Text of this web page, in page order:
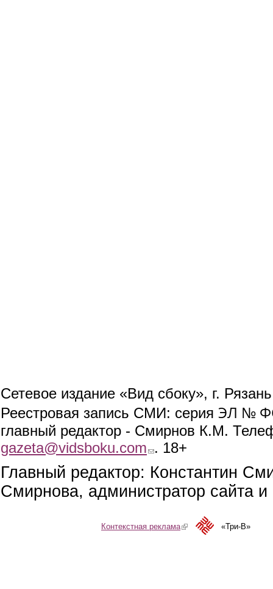
Сетевое издание «Вид сбоку», г.
Реестровая запись СМИ: серия ЭЛ №
главный редактор - Смирнов К.М.
gazeta@vidsboku.com (link sends e-mail)
. 18+
Главный редактор: Константин
Смирнова, администратор сайта
Контекстная реклама(link is external)«Три-В»